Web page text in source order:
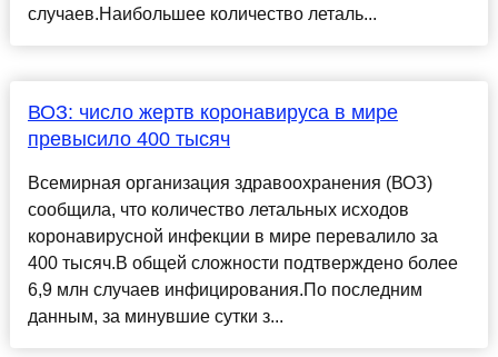
случаев.Наибольшее количество леталь...
ВОЗ: число жертв коронавируса в мире
превысило 400 тысяч
Всемирная организация здравоохранения (ВОЗ)
сообщила, что количество летальных исходов
коронавирусной инфекции в мире перевалило за
400 тысяч.В общей сложности подтверждено более
6,9 млн случаев инфицирования.По последним
данным, за минувшие сутки з...